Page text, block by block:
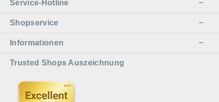
Service-Hotline
Shopservice
Informationen
Trusted Shops Auszeichnung